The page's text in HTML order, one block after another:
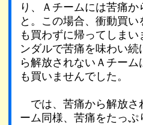
り、Ａチームには苦痛
と。この場合、衝動買
も買わずに帰ってしま
ンダルで苦痛を味わい
ら解放されないＡチー
も買いませんでした。
では、苦痛から解放さ
ーム同様、苦痛をたっ